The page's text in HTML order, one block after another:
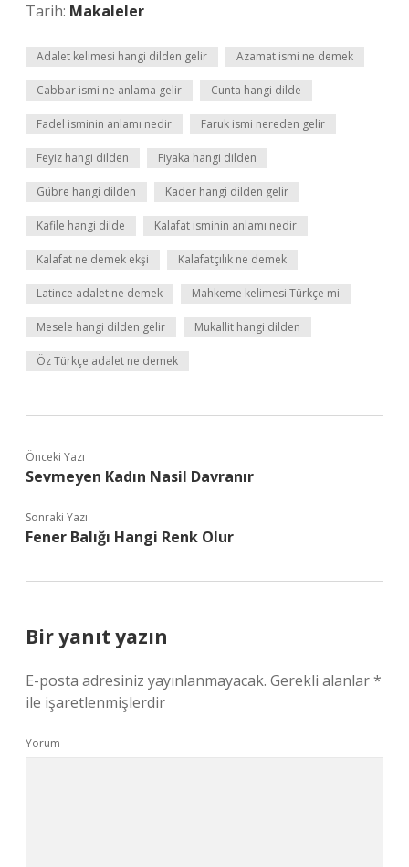
Tarih: Makaleler
Adalet kelimesi hangi dilden gelir Azamat ismi ne demek
Cabbar ismi ne anlama gelir Cunta hangi dilde
Fadel isminin anlamı nedir Faruk ismi nereden gelir
Feyiz hangi dilden Fiyaka hangi dilden
Gübre hangi dilden Kader hangi dilden gelir
Kafile hangi dilde Kalafat isminin anlamı nedir
Kalafat ne demek ekşi Kalafatçılık ne demek
Latince adalet ne demek Mahkeme kelimesi Türkçe mi
Mesele hangi dilden gelir Mukallit hangi dilden
Öz Türkçe adalet ne demek
Önceki Yazı
Sevmeyen Kadın Nasil Davranır
Sonraki Yazı
Fener Balığı Hangi Renk Olur
Bir yanıt yazın
E-posta adresiniz yayınlanmayacak. Gerekli alanlar*
ile işaretlenmişlerdir
Yorum